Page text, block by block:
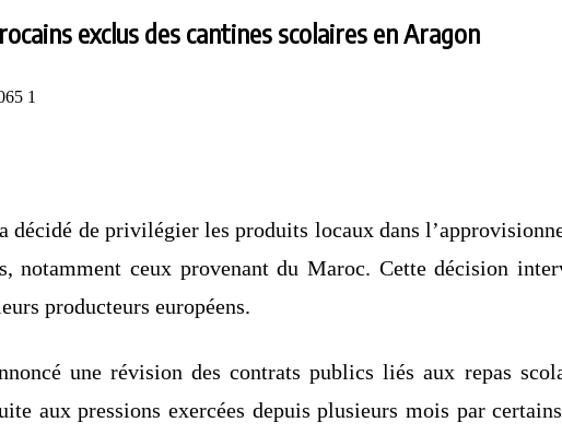
exclus des cantines scolaires en Aragon
décidé de privilégier les produits locaux dans
notamment ceux provenant du Maroc. Cette décision
producteurs européens.
une révision des contrats publics liés aux repas
aux pressions exercées depuis plusieurs mois par